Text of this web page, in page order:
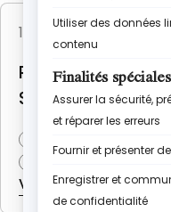
12 mai 2026
RECETTE
SANS BEURRE
12 madeleines
VOIR LA RECETTE